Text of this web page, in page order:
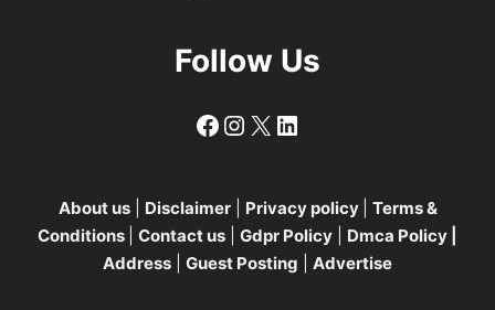
Follow Us
Follow
Follow
X LinkedIn
About us| Disclaimer| Privacy policy
Terms &
Conditions
Contact us Gdpr Policy Dmca Policy
Address
Guest Posting Advertise